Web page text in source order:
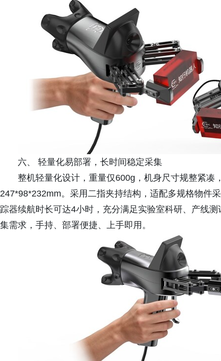
六、 轻量化易部署，长时间稳定采集
整机轻量化设计，重量仅600g，机身尺寸规整紧凑
247*98*232mm。采用二指夹持结构，适配多规格物件
踪器续航时长可达4小时，充分满足实验室科研、产线
集需求，手持、部署便捷、上手即用。